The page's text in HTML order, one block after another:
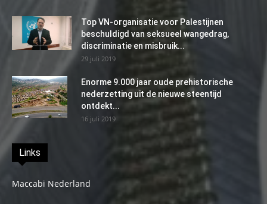
Top VN-organisatie voor Palestijnen
beschuldigd van seksueel wangedrag,
discriminatie en misbruik...
29 juli 2019
Enorme 9.000 jaar oude prehistorische
nederzetting uit de nieuwe steentijd
ontdekt...
16 juli 2019
Links
Maccabi Nederland